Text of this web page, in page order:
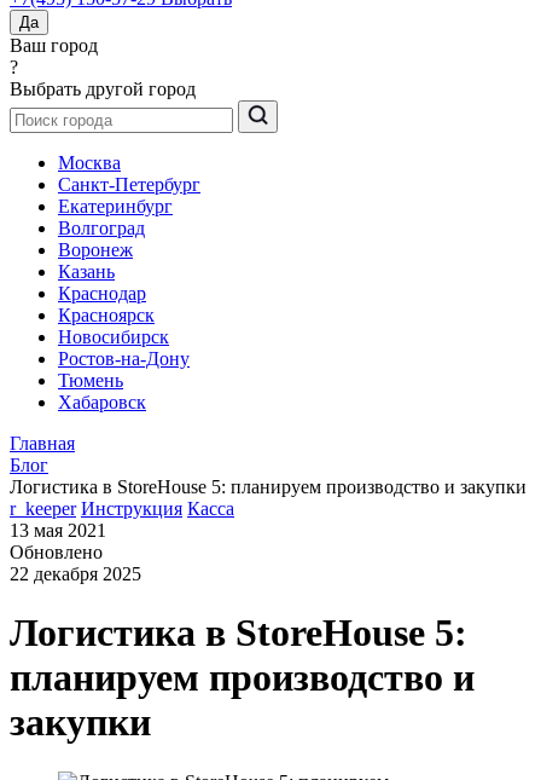
Да
Ваш город
?
Выбрать другой город
Москва
Санкт-Петербург
Екатеринбург
Волгоград
Воронеж
Казань
Краснодар
Красноярск
Новосибирск
Ростов-на-Дону
Тюмень
Хабаровск
Главная
Блог
Логистика в StoreHouse 5: планируем производство и закупки
r_keeper Инструкция Касса
13 мая 2021
Обновлено
22 декабря 2025
Логистика в StoreHouse 5:
планируем производство и
закупки